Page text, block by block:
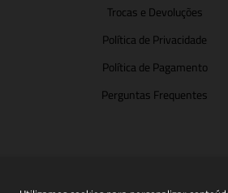
Trocas e Devoluções
Política de Privacidade
Política de Pagamento
Perguntas Frequentes